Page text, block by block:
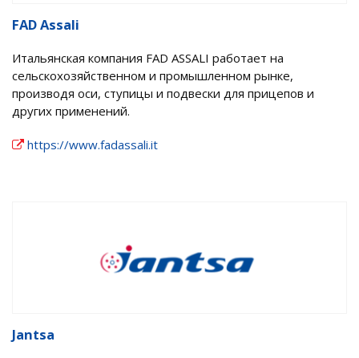
FAD Assali
Итальянская компания FAD ASSALI работает на
сельскохозяйственном и промышленном рынке,
производя оси, ступицы и подвески для прицепов и
других применений.
https://www.fadassali.it
Jantsa